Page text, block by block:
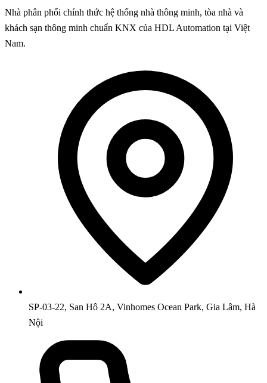
Nhà phân phối chính thức hệ thống nhà thông minh, tòa nhà và
khách sạn thông minh chuẩn KNX của HDL Automation tại Việt
Nam.
SP-03-22, San Hô 2A, Vinhomes Ocean Park, Gia Lâm, Hà
Nội